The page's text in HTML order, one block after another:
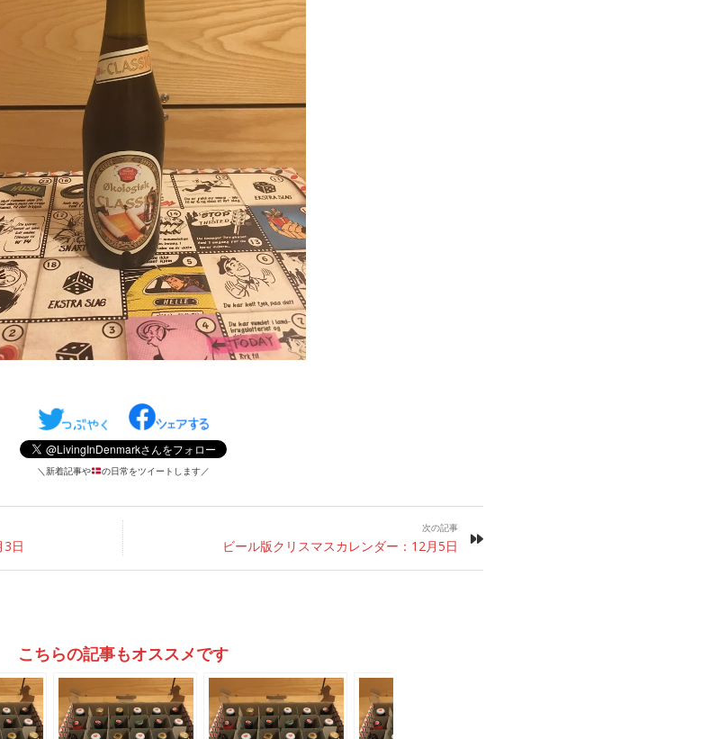
＼新着記事や の日常をツイートします／
3日
次の記事
ビール版クリスマスカレンダー：12月5日
こちらの記事もオススメです